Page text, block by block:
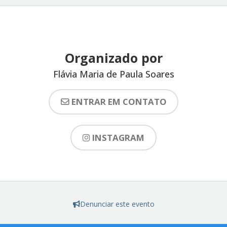
Organizado por
Flávia Maria de Paula Soares
ENTRAR EM CONTATO
INSTAGRAM
Denunciar este evento